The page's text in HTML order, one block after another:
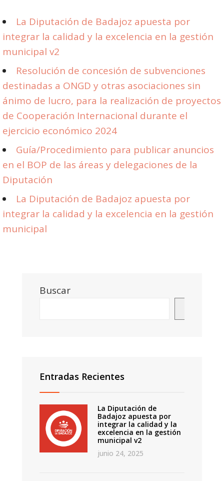
La Diputación de Badajoz apuesta por
integrar la calidad y la excelencia en la gestión
municipal v2
Resolución de concesión de subvenciones
destinadas a ONGD y otras asociaciones sin
ánimo de lucro, para la realización de proyectos
de Cooperación Internacional durante el
ejercicio económico 2024
Guía/Procedimiento para publicar anuncios
en el BOP de las áreas y delegaciones de la
Diputación
La Diputación de Badajoz apuesta por
integrar la calidad y la excelencia en la gestión
municipal
Buscar
Entradas Recientes
La Diputación de
Badajoz apuesta por
integrar la calidad y la
excelencia en la gestión
municipal v2
junio 24, 2025